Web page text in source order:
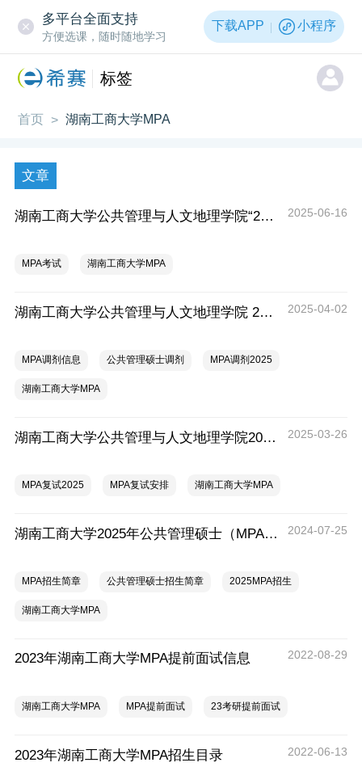
多平台全面支持
方便选课，随时随地学习
下载APP 小程序
标签
首页 > 湖南工商大学MPA
文章
湖南工商大学公共管理与人文地理学院“2026研究生招生·薪火计划宣讲营”活动方案 2025-06-16
MPA考试 湖南工商大学MPA
湖南工商大学公共管理与人文地理学院 2025年硕士研究生招生调剂公告 2025-04-02
MPA调剂信息 公共管理硕士调剂 MPA调剂2025
湖南工商大学MPA
湖南工商大学公共管理与人文地理学院2025年硕士研究生复试录取工作方案 2025-03-26
MPA复试2025 MPA复试安排 湖南工商大学MPA
湖南工商大学2025年公共管理硕士（MPA）专业学位研究生报考指南（双证） 2024-07-25
MPA招生简章 公共管理硕士招生简章 2025MPA招生
湖南工商大学MPA
2023年湖南工商大学MPA提前面试信息 2022-08-29
湖南工商大学MPA MPA提前面试 23考研提前面试
2023年湖南工商大学MPA招生目录 2022-06-13